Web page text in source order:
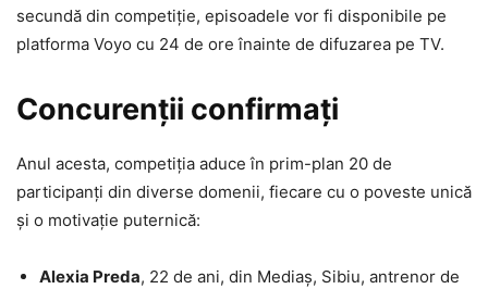
secundă din competiție, episoadele vor fi disponibile pe
platforma Voyo cu 24 de ore înainte de difuzarea pe TV.
Concurenții confirmați
Anul acesta, competiția aduce în prim-plan 20 de
participanți din diverse domenii, fiecare cu o poveste unică
și o motivație puternică:
Alexia Preda, 22 de ani, din Mediaș, Sibiu, antrenor de